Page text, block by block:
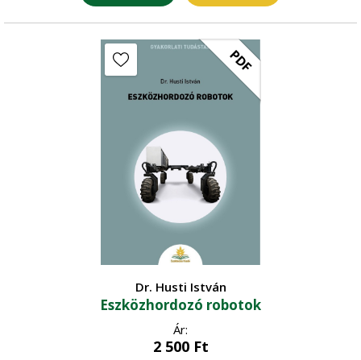
PDF
Dr. Husti István
Eszközhordozó robotok
Ár:
2 500Ft